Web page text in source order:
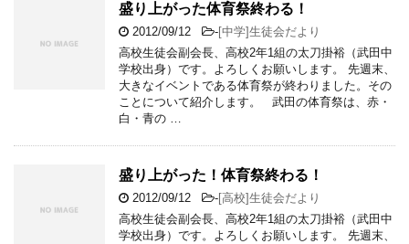
盛り上がった体育祭終わる！
2012/09/12 -[中学]生徒会だより
高校生徒会副会長、高校2年1組の太刀掛裕（武田中
学校出身）です。よろしくお願いします。 先週末、
大きなイベントである体育祭が終わりました。その
ことについて紹介します。 武田の体育祭は、赤・
白・青の …
盛り上がった！体育祭終わる！
2012/09/12 -[高校]生徒会だより
高校生徒会副会長、高校2年1組の太刀掛裕（武田中
学校出身）です。よろしくお願いします。 先週末、